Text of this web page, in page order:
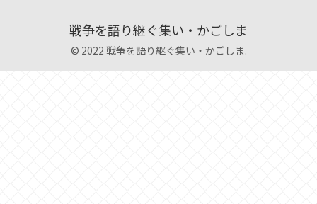
戦争を語り継ぐ集い・かごしま
© 2022 戦争を語り継ぐ集い・かごしま.